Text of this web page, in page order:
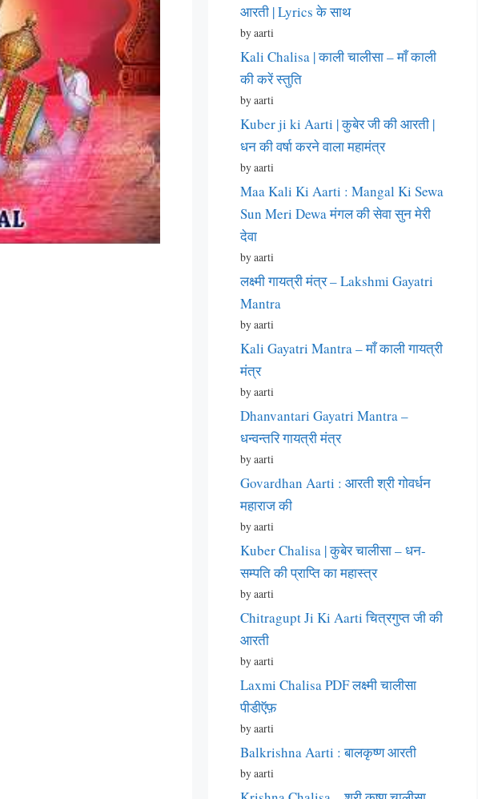
आरती | Lyrics के साथ
by aarti
Kali Chalisa | काली चालीसा – माँ काली
की करें स्तुति
by aarti
Kuber ji ki Aarti | कुबेर जी की आरती |
धन की वर्षा करने वाला महामंत्र
by aarti
Maa Kali Ki Aarti : Mangal Ki Sewa
Sun Meri Dewa मंगल की सेवा सुन मेरी
देवा
by aarti
लक्ष्मी गायत्री मंत्र – Lakshmi Gayatri
Mantra
by aarti
Kali Gayatri Mantra – माँ काली गायत्री
मंत्र
by aarti
Dhanvantari Gayatri Mantra –
धन्वन्तरि गायत्री मंत्र
by aarti
Govardhan Aarti : आरती श्री गोवर्धन
महाराज की
by aarti
Kuber Chalisa | कुबेर चालीसा – धन-
सम्पति की प्राप्ति का महास्त्र
by aarti
Chitragupt Ji Ki Aarti चित्रगुप्त जी की
आरती
by aarti
Laxmi Chalisa PDF लक्ष्मी चालीसा
पीडीऍफ़
by aarti
Balkrishna Aarti : बालकृष्ण आरती
by aarti